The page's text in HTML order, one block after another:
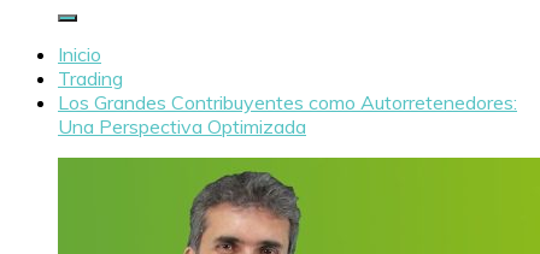
Inicio
Trading
Los Grandes Contribuyentes como Autorretenedores:
Una Perspectiva Optimizada